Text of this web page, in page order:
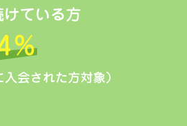
けている方
％
会された方対象）